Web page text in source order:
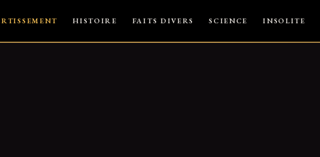
HISTOIRE FAITS DIVERS SCIENCE INSOLITE